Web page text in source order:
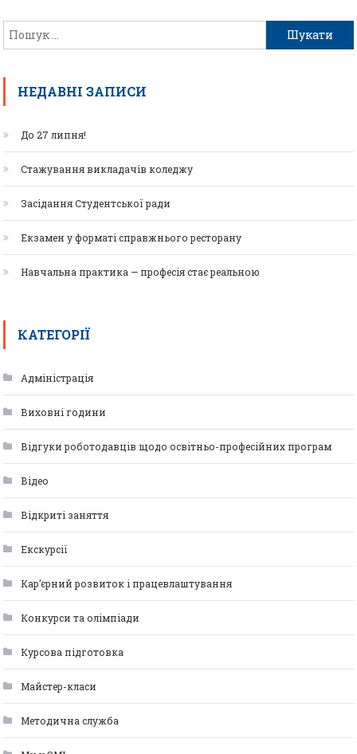
НЕДАВНІ ЗАПИСИ
До 27 липня!
Стажування викладачів коледжу
Засідання Студентської ради
Екзамен у форматі справжнього ресторану
Навчальна практика — професія стає реальною
КАТЕГОРІЇ
Адміністрація
Виховні години
Відгуки роботодавців щодо освітньо-професійних програм
Відео
Відкриті заняття
Екскурсії
Кар’єрний розвиток і працевлаштування
Конкурси та олімпіади
Курсова підготовка
Майстер-класи
Методична служба